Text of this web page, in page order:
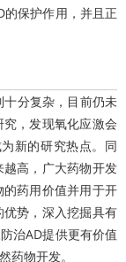
保护作用，并且正
十分复杂，目前仍未
，发现氧化应激会
新的研究热点。同
高，广大药物开发
药用价值并用于开
势，深入挖掘具有
治AD提供更有价值
药物开发。